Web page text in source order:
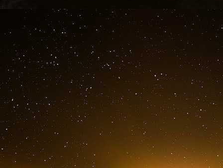
Audiovisuel public : comme un
ENQUÊTE. Le traitement réservé à Jean-
France et France TV. Intimidation,
muselle la liberté d’expression.